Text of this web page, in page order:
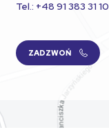
Tel.: +48 91 383 31 10
ZADZWOŃ